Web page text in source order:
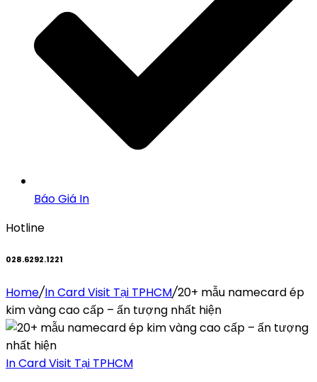
Báo Giá In
Hotline
028.6292.1221
Home/In Card Visit Tại TPHCM/20+ mẫu namecard ép
kim vàng cao cấp – ấn tượng nhất hiện
In Card Visit Tại TPHCM